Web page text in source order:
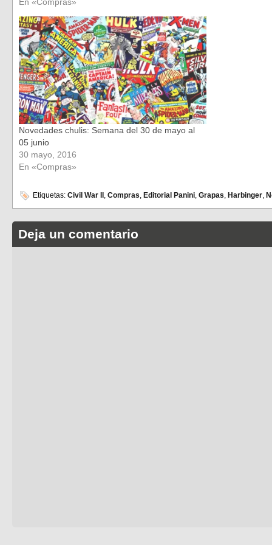
En «Compras»
Novedades chulis: Semana del 30 de mayo al
05 junio
30 mayo, 2016
En «Compras»
Etiquetas: Civil War II , Compras, Editorial Panini, Grapas, Harbinger,
Deja un comentario